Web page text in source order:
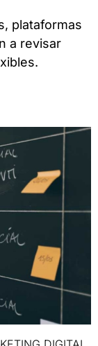
plataformas
a revisar